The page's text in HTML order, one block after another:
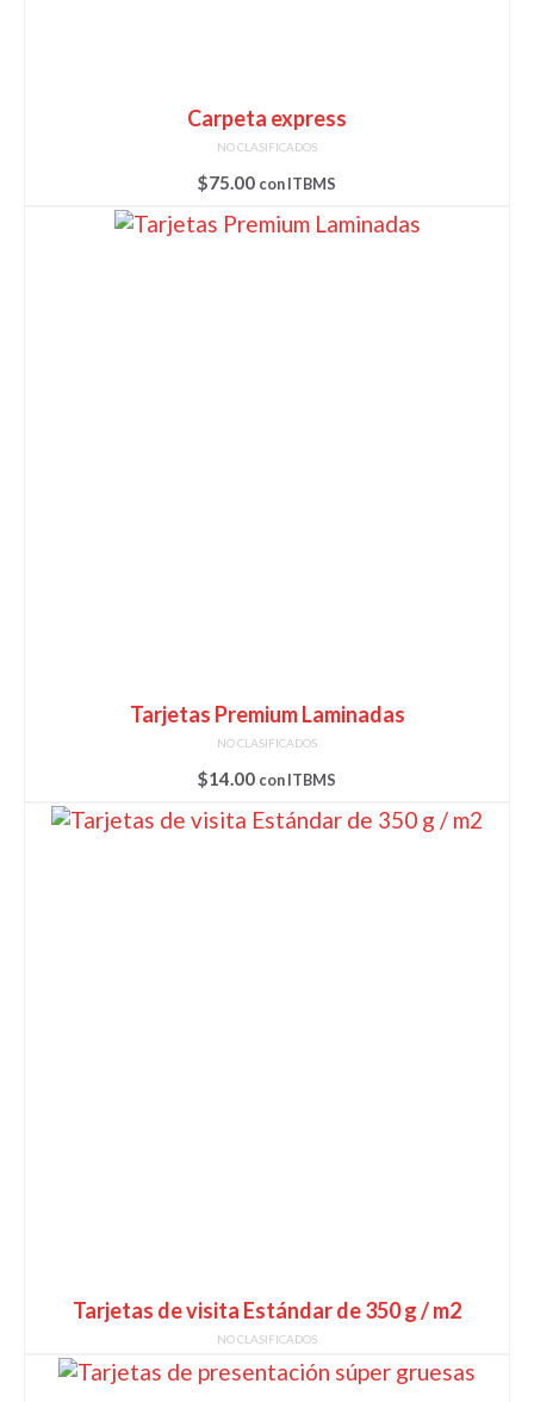
Carpeta express
NO CLASIFICADOS
$75.00 con ITBMS
Tarjetas Premium Laminadas
NO CLASIFICADOS
$14.00 con ITBMS
Tarjetas de visita Estándar de 350 g / m2
NO CLASIFICADOS